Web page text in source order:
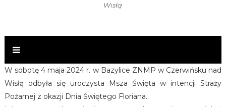
Wisłą
W sobotę 4 maja 2024 r. w Bazylice ZNMP w Czerwińsku nad
Wisłą odbyła się uroczysta Msza Święta w intencji Straży
Pożarnej z okazji Dnia Świętego Floriana.